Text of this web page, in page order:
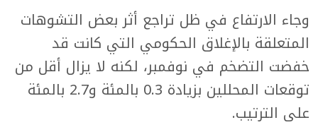
وجاء الارتفاع في ظل تراجع ​أثر بعض التشوهات
المتعلقة بالإغلاق الحكومي ​التي كانت قد
خفضت التضخم في نوفمبر، لكنه لا يزال أقل من
توقعات المحللين ‌بزيادة 0.3 ‌بالمئة و2.7 ⁠بالمئة
على الترتيب.